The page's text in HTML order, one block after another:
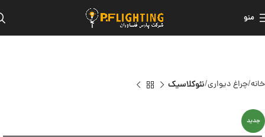
منو
خانه چراغ دیواری نئوکلاسیک
جدید